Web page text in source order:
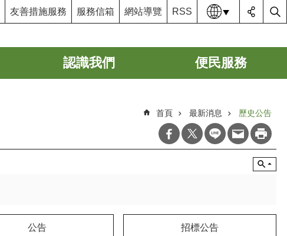
友善措施服務 服務信箱 網站導覽 RSS 語系
認識我們 便民服務
首頁 最新消息 歷史公告
公告 招標公告